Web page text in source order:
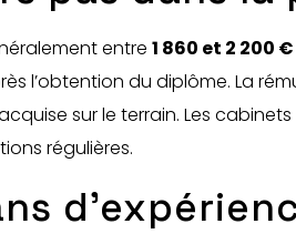
entre 1 860 et 2 200
l’obtention du diplôme. La
sur le terrain. Les
régulières.